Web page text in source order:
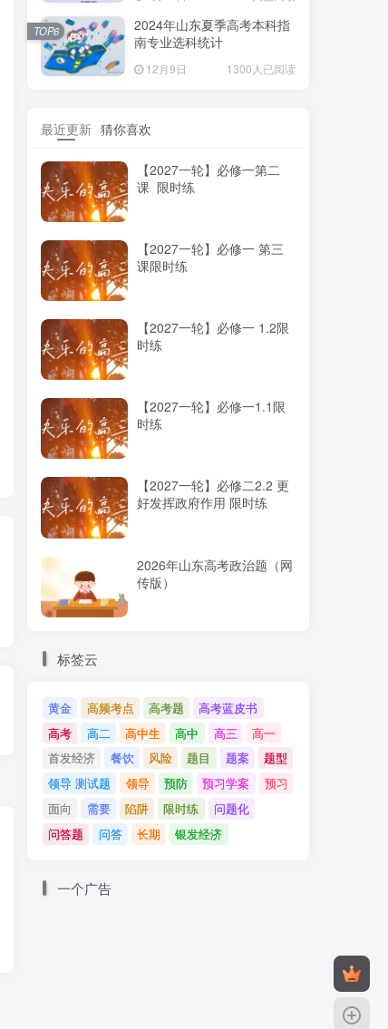
高考蓝皮书《高考研究报告（2025）》出版发行 12种选科组合优劣势
2024年山东夏季高考本科指
南专业选科统计
12月9日 1300人已阅读
TOP6
最近更新 猜你喜欢
【2027一轮】必修一第二
课 限时练
【2027一轮】必修一 第三
课限时练
【2027一轮】必修一 1.2限
时练
【2027一轮】必修一1.1限
时练
【2027一轮】必修二2.2 更
好发挥政府作用 限时练
2026年山东高考政治题（网
传版）
标签云
黄金 高频考点 高考题
高考蓝皮书
高考
高二 高中生 高中 高三
高一
首发经济
餐饮 风险 题目 题案
题型
领导 测试题
领导 预防 预习学案
预习
面向
需要 陷阱 限时练
问题化
问答题
问答 长期 银发经济
一个广告